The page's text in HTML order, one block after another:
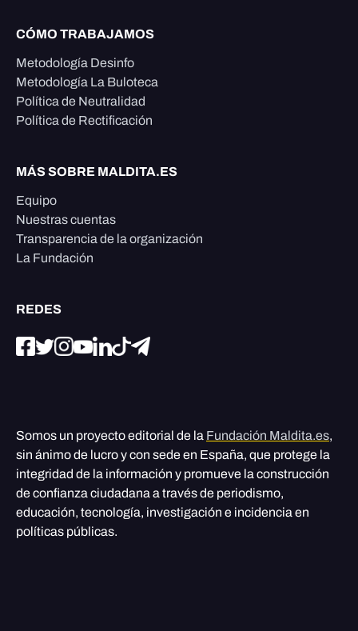
CÓMO TRABAJAMOS
Metodología Desinfo
Metodología La Buloteca
Política de Neutralidad
Política de Rectificación
MÁS SOBRE MALDITA.ES
Equipo
Nuestras cuentas
Transparencia de la organización
La Fundación
REDES
Somos un proyecto editorial de la Fundación Maldita.es,
sin ánimo de lucro y con sede en España, que protege la
integridad de la información y promueve la construcción
de confianza ciudadana a través de periodismo,
educación, tecnología, investigación e incidencia en
políticas públicas.